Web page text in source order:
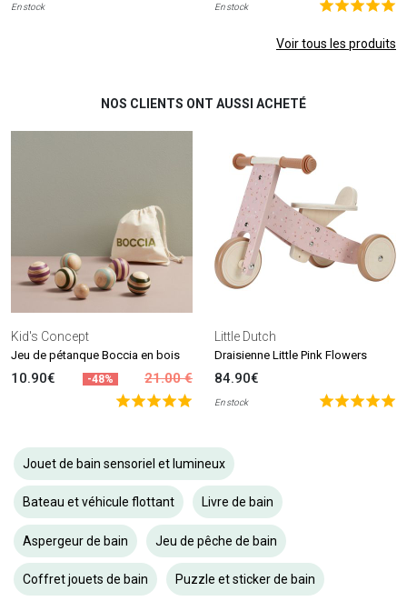
En stock En stock
Voir tous les produits
NOS CLIENTS ONT AUSSI ACHETÉ
Kid's Concept
Jeu de pétanque Boccia en bois
10.90€ -48% 21.00 €
Little Dutch
Draisienne Little Pink Flowers
84.90€
En stock
Jouet de bain sensoriel et lumineux
Bateau et véhicule flottant Livre de bain
Aspergeur de bain Jeu de pêche de bain
Coffret jouets de bain Puzzle et sticker de bain